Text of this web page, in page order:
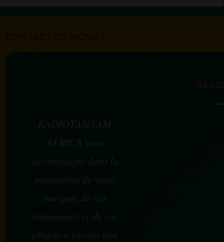
RADIOTAMTAM
AFRICA vous
accompagne dans la
promotion de votre
marque, de vos
événements et de vos
projets à travers une